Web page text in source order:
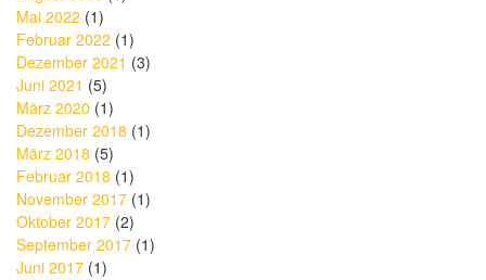
Mai 2022 (1)
Februar 2022 (1)
Dezember 2021 (3)
Juni 2021 (5)
März 2020 (1)
Dezember 2018 (1)
März 2018 (5)
Februar 2018 (1)
November 2017 (1)
Oktober 2017 (2)
September 2017 (1)
Juni 2017 (1)